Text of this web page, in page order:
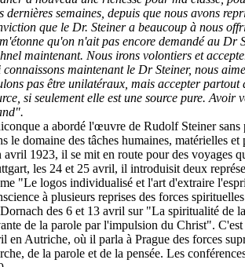
dernières semaines, depuis que nous avons
que le Dr. Steiner a beaucoup à nous
qu'on n'ait pas encore demandé au Dr
maintenant. Nous irons volontiers et
connaissons maintenant le Dr Steiner, nous
pas être unilatéraux, mais accepter
si seulement elle est une source pure. Avoir
a abordé l'œuvre de Rudolf Steiner
le domaine des tâches humaines, matérielles et
avril 1923, il se mit en route pour des voyages
les 24 et 25 avril, il introduisit deux
"Le logos individualisé et l'art d'extraire
à plusieurs reprises des forces
des 6 et 13 avril sur "La spiritualité de
de la parole par l'impulsion du Christ". C'est
en Autriche, où il parla à Prague des forces
de la parole et de la pensée. Les